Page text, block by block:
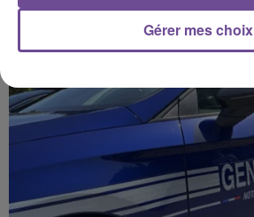
Gérer mes choix